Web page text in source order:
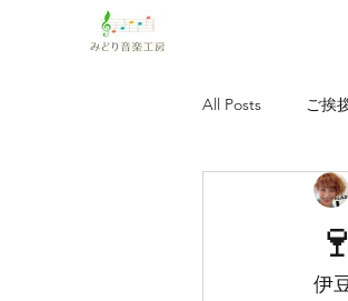
All Posts ご挨
みどりの音
歌声健康講座
伊